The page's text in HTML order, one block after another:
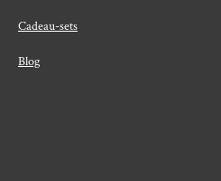
Cadeau-sets
Blog